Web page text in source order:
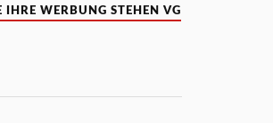
IHRE WERBUNG STEHEN VG